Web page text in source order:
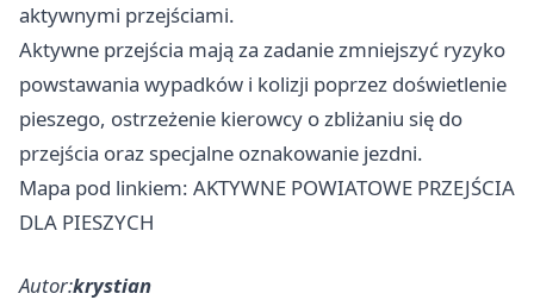
aktywnymi przejściami.
Aktywne przejścia mają za zadanie zmniejszyć ryzyko
powstawania wypadków i kolizji poprzez doświetlenie
pieszego, ostrzeżenie kierowcy o zbliżaniu się do
przejścia oraz specjalne oznakowanie jezdni.
Mapa pod linkiem: AKTYWNE POWIATOWE PRZEJŚCIA
DLA PIESZYCH
Autor:krystian